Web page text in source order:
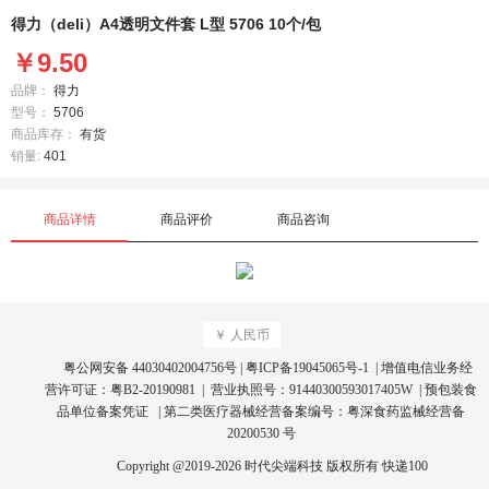
得力（deli）A4透明文件套 L型 5706 10个/包
￥9.50
品牌： 得力
型号： 5706
商品库存： 有货
销量: 401
商品详情 商品评价 商品咨询
￥ 人民币
粤公网安备 44030402004756号 粤ICP备19045065号-1 | 增值电信业务经
营许可证： 粤B2-20190981 | 营业执照号： 91440300593017405W
预包装食
品单位备案凭证
| 第二类医疗器械经营备案编号： 粤深食药监械经营备
20200530 号
Copyright @2019-2026 时代尖端科技 版权所有快递100